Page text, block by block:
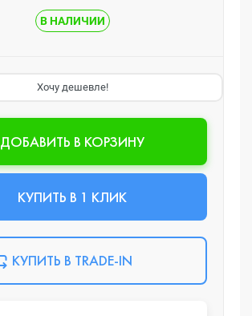
В НАЛИЧИИ
Хочу дешевле!
ДОБАВИТЬ В КОРЗИНУ
КУПИТЬ В 1 КЛИК
КУПИТЬ В TRADE-IN